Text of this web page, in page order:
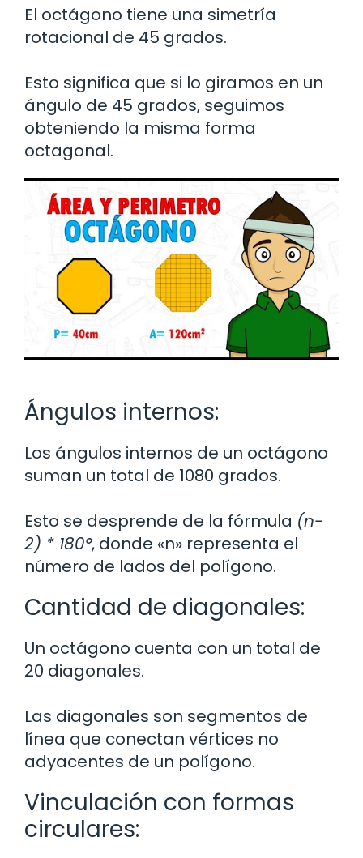
El octágono tiene una simetría
rotacional de 45 grados.
Esto significa que si lo giramos en un
ángulo de 45 grados, seguimos
obteniendo la misma forma
octagonal.
Ángulos internos:
Los ángulos internos de un octágono
suman un total de 1080 grados.
Esto se desprende de la fórmula (n-
2) * 180°, donde «n» representa el
número de lados del polígono.
Cantidad de diagonales:
Un octágono cuenta con un total de
20 diagonales.
Las diagonales son segmentos de
línea que conectan vértices no
adyacentes de un polígono.
Vinculación con formas
circulares: